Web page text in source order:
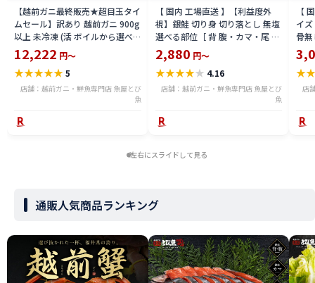
【越前ガニ最終販売★超目玉タイ
ムセール】訳あり 越前ガニ 900g
以上 未冷凍 (活 ボイルから選べ
る) 福井県産 国産 産地直送 脚折
れ 訳ありカニ 越前がに ズワイガ
ニ 越前 かに 送料無料 etz-900w
12,222 円～
★★★★★5
店舗：越前ガニ・鮮魚専門店 魚屋とび
魚
【 国内 工場直送 】【利益度外
視】銀鮭 切り身 切り落とし 無塩
選べる部位［ 背 腹・カマ・尾 ］
600g〜2.4kg 骨取り・骨無し 骨
あり 切り落とし 骨取り・骨無し
切身 ses2301-12ka
2,880 円～
★★★★★ 4.16
店舗：越前ガニ・鮮魚専門店 魚屋とび
魚
【
イ
骨
(真
ライ
★
店
左右にスライドして見る
通販人気商品ランキング